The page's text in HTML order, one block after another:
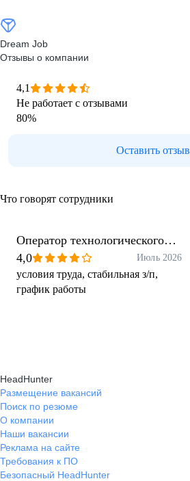
Dream Job
Отзывы о компании
4,1
Не работает с отзывами
80%
Оставить отзыв
Что говорят сотрудники
Оператор технологического
оборудованияя
4,0 Июль 2026
условия труда, стабильная з/п,
график работы
HeadHunter
Размещение вакансий
Поиск по резюме
О компании
Наши вакансии
Реклама на сайте
Требования к ПО
Безопасный HeadHunter